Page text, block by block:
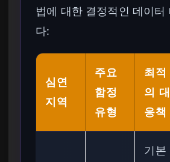
법에 대한 결정적인 데이터
다:
심연
지역
주요
함정
유형
최적
의 대
응책
기본